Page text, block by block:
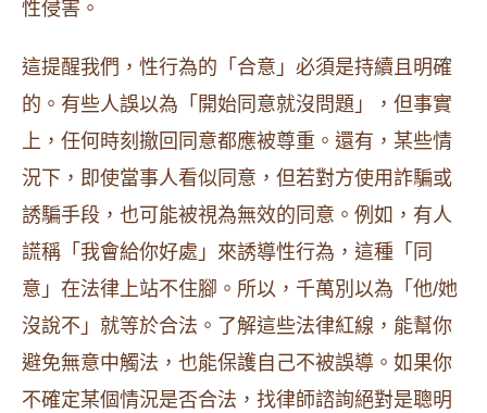
性侵害。
這提醒我們，性行為的「合意」必須是持續且明確
的。有些人誤以為「開始同意就沒問題」，但事實
上，任何時刻撤回同意都應被尊重。還有，某些情
況下，即使當事人看似同意，但若對方使用詐騙或
誘騙手段，也可能被視為無效的同意。例如，有人
謊稱「我會給你好處」來誘導性行為，這種「同
意」在法律上站不住腳。所以，千萬別以為「他/她
沒說不」就等於合法。了解這些法律紅線，能幫你
避免無意中觸法，也能保護自己不被誤導。如果你
不確定某個情況是否合法，找律師諮詢絕對是聰明